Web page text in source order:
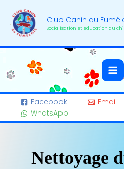
contenu
Club Canin du
Socialisation et éducation du
Facebook Email
WhatsApp
Nettoyage